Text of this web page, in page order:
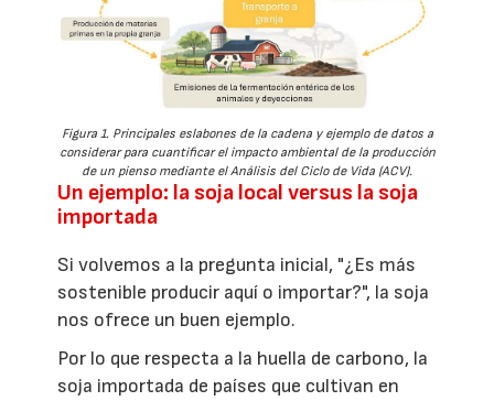
Figura 1. Principales eslabones de la cadena y ejemplo de datos a
considerar para cuantificar el impacto ambiental de la producción
de un pienso mediante el Análisis del Ciclo de Vida (ACV).
Un ejemplo: la soja local versus la soja
importada
Si volvemos a la pregunta inicial, "¿Es más
sostenible producir aquí o importar?", la soja
nos ofrece un buen ejemplo.
Por lo que respecta a la huella de carbono, la
soja importada de países que cultivan en